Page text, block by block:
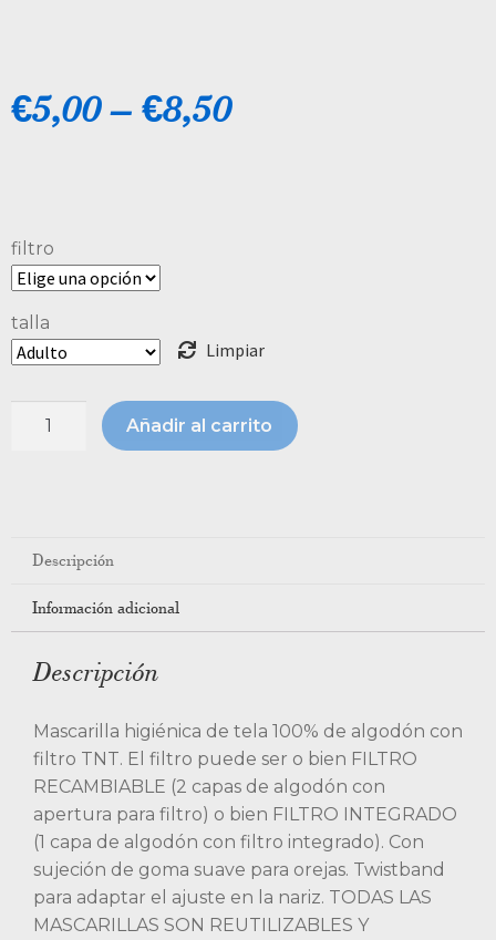
€5,00– €8,50
filtro
talla
Limpiar
Añadir al carrito
Descripción
Información adicional
Descripción
Mascarilla higiénica de tela 100% de algodón con
filtro TNT. El filtro puede ser o bien FILTRO
RECAMBIABLE (2 capas de algodón con
apertura para filtro) o bien FILTRO INTEGRADO
(1 capa de algodón con filtro integrado). Con
sujeción de goma suave para orejas. Twistband
para adaptar el ajuste en la nariz. TODAS LAS
MASCARILLAS SON REUTILIZABLES Y